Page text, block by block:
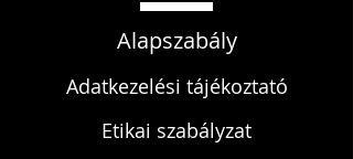
Alapszabály
Adatkezelési tájékoztató
Etikai szabályzat